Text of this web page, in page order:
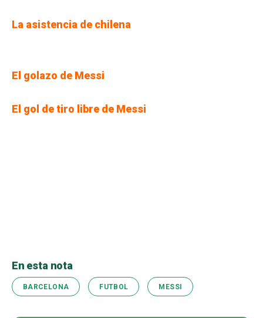
La asistencia de chilena
El golazo de Messi
El gol de tiro libre de Messi
En esta nota
BARCELONA FUTBOL MESSI